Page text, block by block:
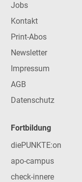
Jobs
Kontakt
Print-Abos
Newsletter
Impressum
AGB
Datenschutz
Fortbildung
diePUNKTE:on
apo-campus
check-innere